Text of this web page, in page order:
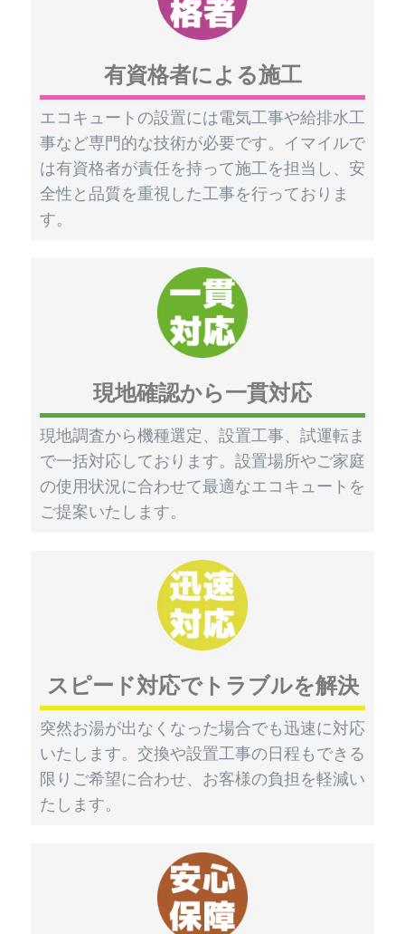
有資格者による施工
エコキュートの設置には電気工事や給排水工
事など専門的な技術が必要です。イマイルで
は有資格者が責任を持って施工を担当し、安
全性と品質を重視した工事を行っておりま
す。
現地確認から一貫対応
現地調査から機種選定、設置工事、試運転ま
で一括対応しております。設置場所やご家庭
の使用状況に合わせて最適なエコキュートを
ご提案いたします。
スピード対応でトラブルを解決
突然お湯が出なくなった場合でも迅速に対応
いたします。交換や設置工事の日程もできる
限りご希望に合わせ、お客様の負担を軽減い
たします。